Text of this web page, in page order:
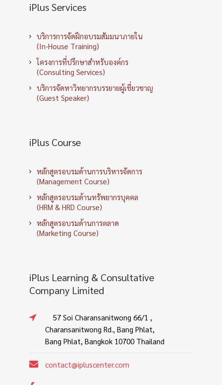
iPlus Services
บริการการจัดฝึกอบรมสัมมนาภายใน
(In-House Training)
โครงการที่ปรึกษาสำหรับองค์กร
(Consulting Services)
บริการจัดหาวิทยากรบรรยายผู้เชี่ยวชาญ
(Guest Speaker)
iPlus Course
หลักสูตรอบรมด้านการบริหารจัดการ
(Management Course)
หลักสูตรอบรมด้านทรัพยากรบุคคล
(HRM & HRD Course)
หลักสูตรอบรมด้านการตลาด
(Marketing Course)
iPlus Learning & Consultative
Company Limited
57 Soi Charansanitwong 66/1 ,
Charansanitwong Rd., Bang Phlat,
Bang Phlat, Bangkok 10700 Thailand
contact@ipluscenter.com